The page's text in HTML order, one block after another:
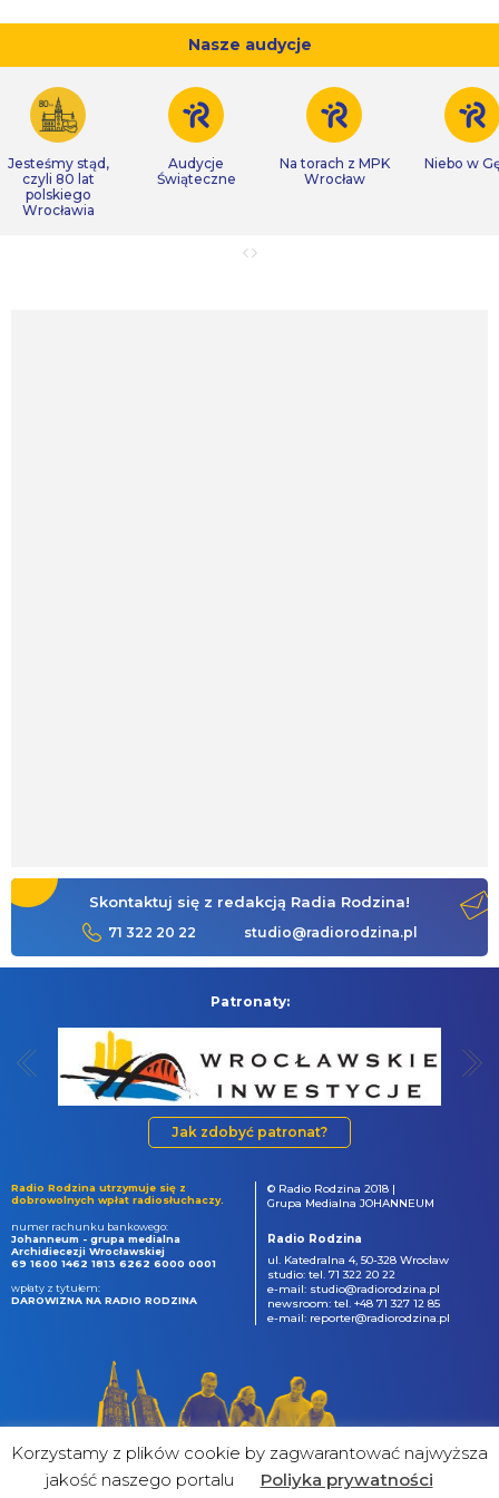
Nasze audycje
Jesteśmy stąd,
czyli 80 lat
polskiego
Wrocławia
Audycje
Świąteczne
Na torach z MPK
Wrocław
Niebo w
Skontaktuj się z redakcją Radia Rodzina!
71 322 20 22 studio@radiorodzina.pl
Patronaty:
Jak zdobyć patronat?
Radio Rodzina utrzymuje się z
dobrowolnych wpłat radiosłuchaczy.
numer rachunku bankowego:
Johanneum - grupa medialna
Archidiecezji Wrocławskiej
69 1600 1462 1813 6262 6000 0001
wpłaty z tytułem:
DAROWIZNA NA RADIO RODZINA
© Radio Rodzina 2018 |
Grupa Medialna JOHANNEUM
Radio Rodzina
ul. Katedralna 4, 50-328 Wrocław
studio: tel. 71 322 20 22
e-mail: studio@radiorodzina.pl
newsroom: tel. +48 71 327 12 85
e-mail: reporter@radiorodzina.pl
Korzystamy z plików cookie by zagwarantować najwyższa
jakość naszego portalu
Poliyka prywatności